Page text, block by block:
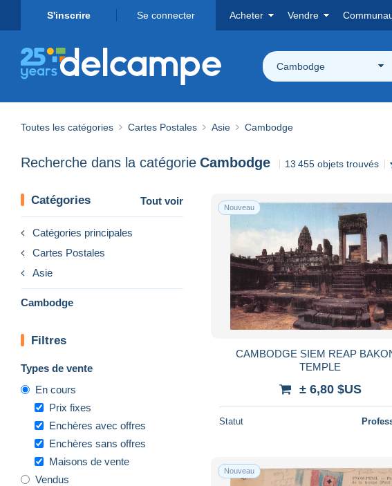
S'inscrire Se connecter Acheter Vendre
Cambodge
Toutes les catégories Cartes Postales Asie Cambodge
Recherche dans la catégorie Cambodge 13 455 objets trouvés
Catégories Tout voir
Catégories principales
Cartes Postales
Asie
Cambodge
Filtres
Types de vente
En cours
Prix fixes
Enchères avec offres
Enchères sans offres
Maisons de vente
Vendus
Nouveau
CAMBODGE SIEM REAP
TEMPLE
± 6,80 $US
Statut
Nouveau